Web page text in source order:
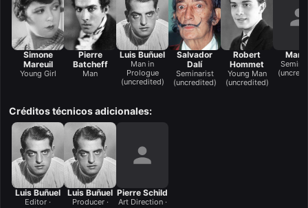
Simone
Mareuil
Young Girl
Pierre
Batcheff
Man
Luis Buñuel
Man in
Prologue
(uncredited)
Salvador
Dalí
Seminarist
(uncredited)
Robert
Hommet
Young Man
(uncredited)
Créditos técnicos adicionales:
Luis Buñuel
Editor ·
Luis Buñuel
Producer ·
Pierre Schild
Art Direction ·